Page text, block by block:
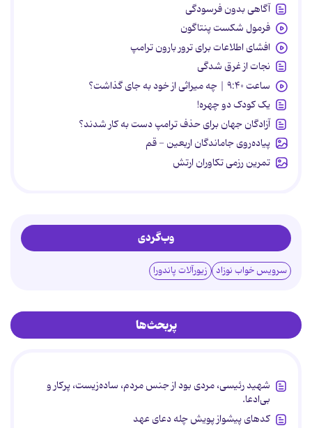
آگاهی بدون فرسودگی
فرمول شکست پنتاگون
افشای اطلاعات برای ترور بارون ترامپ
نجات از غرق شدگی
ساعت ۹:۴۰ | چه میراثی از خود به جای گذاشت؟
یک کودک دو چهره!
آزادگان جهان برای حذف ترامپ دست به کار شدند؟
پیاده‌روی جاماندگان اربعین - قم
تمرین رزمی تکاوران ارتش
وب‌گردی
سرویس خواب نوزاد زیورآلات پاندورا
پربحث‌ها
شهید رئیسی، مردی بود از جنس مردم، ساده‌زیست، پرکار و
بی‌ادعا.
کدهای پیشواز پویش چله دعای عهد